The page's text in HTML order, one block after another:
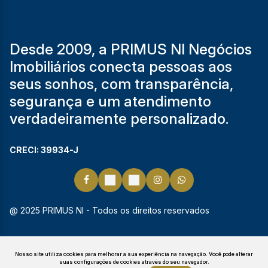
Nosso site utiliza cookies para melhorar a sua experiência na navegação. Você pode alterar
suas configurações de cookies através do seu navegador.
Desde 2009, a PRIMUS NI Negócios
Imobiliários conecta pessoas aos
seus sonhos, com transparência,
segurança e um atendimento
verdadeiramente personalizado.
CRECI: 39934-J
@ 2025 PRIMUS NI - Todos os direitos reservados